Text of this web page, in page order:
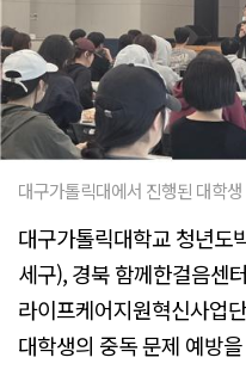
대구가톨릭대에서 진행된 대학
대구가톨릭대학교 청년도
세구), 경북 함께한걸음센
라이프케어지원혁신사업
대학생의 중독 문제 예방